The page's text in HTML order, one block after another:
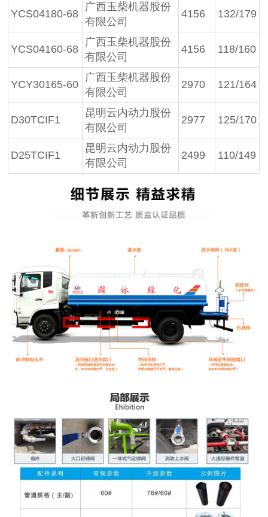
YCS04180-68
广西玉柴机器股份
有限公司
4156 132/179
YCS04160-68
广西玉柴机器股份
有限公司
4156 118/160
YCY30165-60
广西玉柴机器股份
有限公司
2970 121/164
D30TCIF1
昆明云内动力股份
有限公司
2977 125/170
D25TCIF1
昆明云内动力股份
有限公司
2499 110/149